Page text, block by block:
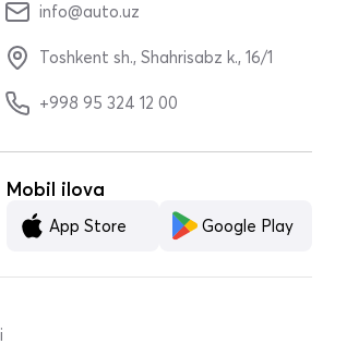
info@auto.uz
Toshkent sh., Shahrisabz k., 16/1
+998 95 324 12 00
Mobil ilova
App Store Google Play